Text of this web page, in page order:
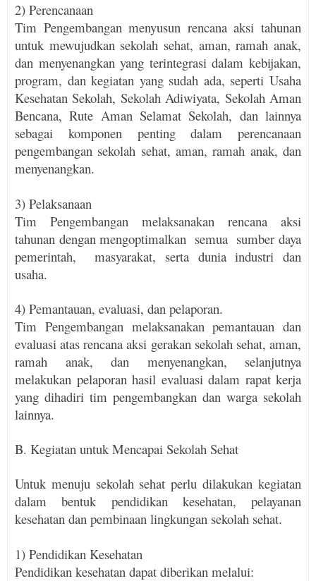
2) Perencanaan
Tim Pengembangan menyusun rencana aksi tahunan
untuk mewujudkan sekolah sehat, aman, ramah anak,
dan menyenangkan yang terintegrasi dalam kebijakan,
program, dan kegiatan yang sudah ada, seperti Usaha
Kesehatan Sekolah, Sekolah Adiwiyata, Sekolah Aman
Bencana, Rute Aman Selamat Sekolah, dan lainnya
sebagai komponen penting dalam perencanaan
pengembangan sekolah sehat, aman, ramah anak, dan
menyenangkan.
3) Pelaksanaan
Tim Pengembangan melaksanakan rencana aksi
tahunan dengan mengoptimalkan semua sumber daya
peme­rintah, masyarakat, serta dunia industri dan
usaha.
4) Pemantauan, evaluasi, dan pelaporan.
Tim Pengembangan melaksanakan pemantauan dan
evaluasi atas rencana aksi gerakan sekolah sehat, aman,
ramah anak, dan menyenangkan, selanjutnya
melakukan pelaporan hasil evaluasi dalam rapat kerja
yang dihadiri tim pengembangkan dan warga sekolah
lainnya.
B. Kegiatan untuk Mencapai Sekolah Sehat
Untuk menuju sekolah sehat perlu dilakukan kegiatan
dalam bentuk pendidikan kesehatan, pelayanan
kesehatan dan pembinaan lingkungan sekolah sehat.
1) Pendidikan Kesehatan
Pendidikan kesehatan dapat diberikan melalui: